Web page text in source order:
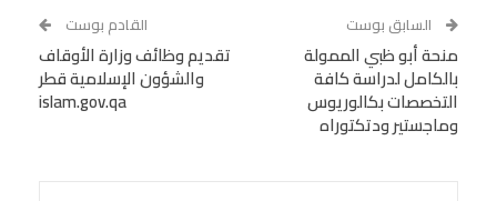
Tumblr
البريد الإلكتروني
StumbleUpon
VK
Digg
LINE
BlackBerry
Viber
طباعة
OK.ru
السابق بوست
منحة أبو ظبي الممولة
بالكامل لدراسة كافة
التخصصات بكالوريوس
وماجستير ودتكتوراه
القادم بوست
تقديم وظائف وزارة الأوقاف
والشؤون الإسلامية قطر
islam.gov.qa